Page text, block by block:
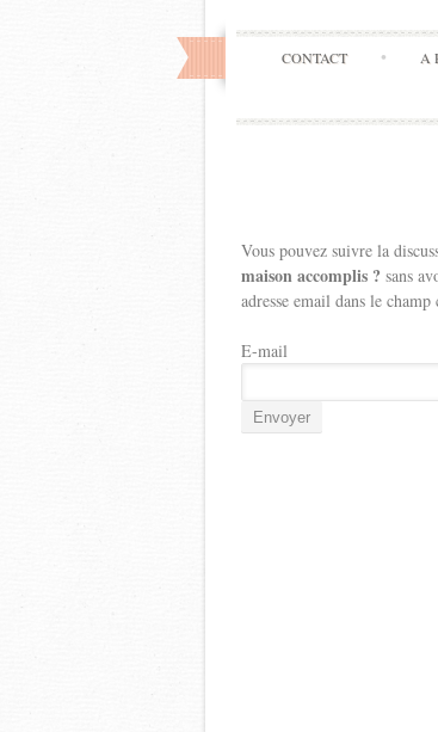
CONTACT A
Vous pouvez suivre la
maison accomplis ? sans
adresse email dans le champ
E-mail